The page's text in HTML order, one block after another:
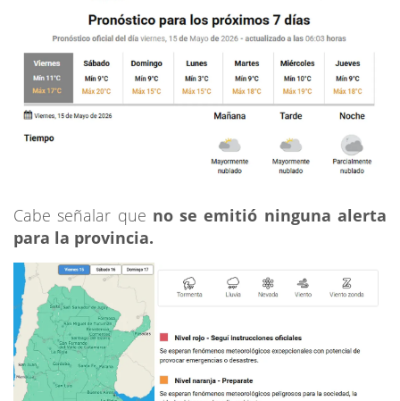
Cabe señalar que no se emitió ninguna alerta
para la provincia.